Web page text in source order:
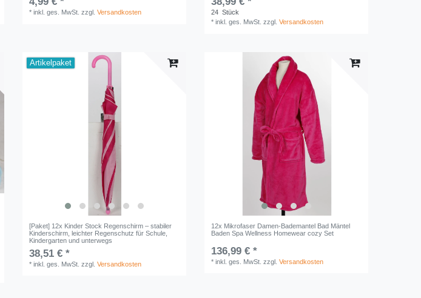
*inkl. ges. MwSt. zzgl.Versandkosten 24 Stück
*inkl. ges. MwSt. zzgl.Versandkosten
Artikelpaket
[Paket] 12x Kinder Stock Regenschirm – stabiler
Kinderschirm, leichter Regenschutz für Schule,
Kindergarten und unterwegs
38,51 € *
*inkl. ges. MwSt. zzgl.Versandkosten
12x Mikrofaser Damen-Bademantel Bad Mäntel
Baden Spa Wellness Homewear cozy Set
136,99 € *
*inkl. ges. MwSt. zzgl.Versandkosten